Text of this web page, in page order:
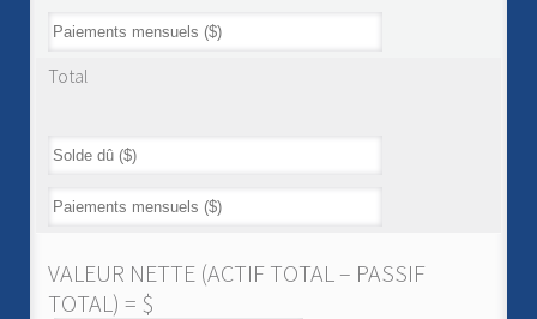
Total
VALEUR NETTE (ACTIF TOTAL – PASSIF
TOTAL) = $